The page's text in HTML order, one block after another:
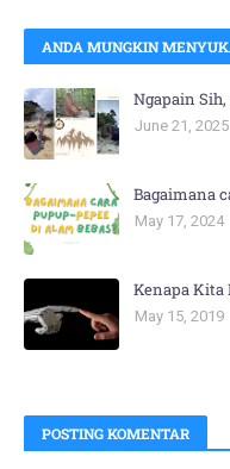
ANDA MUNGKIN
Ngapain
June 21, 2025
Bagaimana
May 17, 2024
Kenapa Kita
May 15, 2019
POSTING KOMENTAR